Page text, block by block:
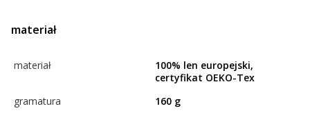
materiał
materiał
100% len europejski,
certyfikat OEKO-Tex
gramatura
160 g